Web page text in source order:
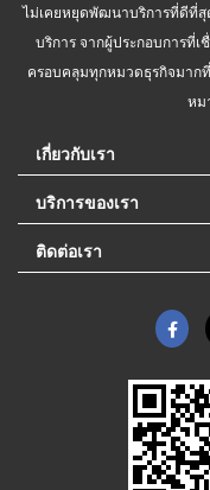
ไม่เคยหยุดพัฒนาบริการที่ดีที่สุ
บริการ จากผู้ประกอบการที่
ครอบคลุมทุกหมวดธุรกิจมาก
หม
เกี่ยวกับเรา
บริการของเรา
ติดต่อเรา